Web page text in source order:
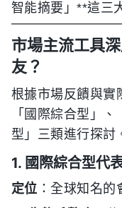
智能摘要」**這三
市場主流工具
友？
根據市場反饋與實
「國際綜合型」
型」三類進行探討
1. 國際綜合型代
定位 ：全球知名的